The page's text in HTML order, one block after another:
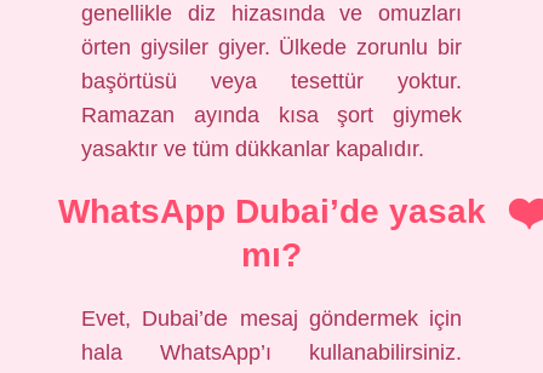
genellikle diz hizasında ve omuzları
örten giysiler giyer. Ülkede zorunlu bir
başörtüsü veya tesettür yoktur.
Ramazan ayında kısa şort giymek
yasaktır ve tüm dükkanlar kapalıdır.
WhatsApp Dubai’de yasak
mı?
Evet, Dubai’de mesaj göndermek için
hala WhatsApp’ı kullanabilirsiniz.